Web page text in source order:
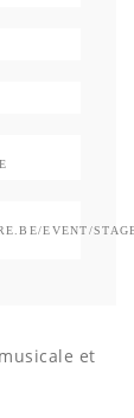
EVENT/
et